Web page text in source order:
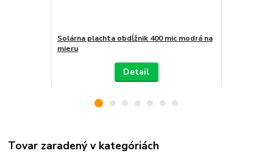
Solárna plachta obdĺžnik 400 mic modrá na
mieru
Detail
Tovar zaradený v kategóriách